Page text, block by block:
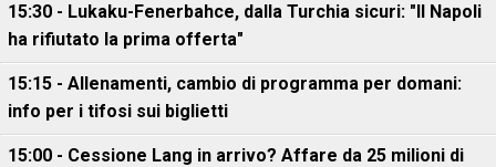
15:30 - Lukaku-Fenerbahce, dalla Turchia sicuri: "Il Napoli
ha rifiutato la prima offerta"
15:15 - Allenamenti, cambio di programma per domani:
info per i tifosi sui biglietti
15:00 - Cessione Lang in arrivo? Affare da 25 milioni di